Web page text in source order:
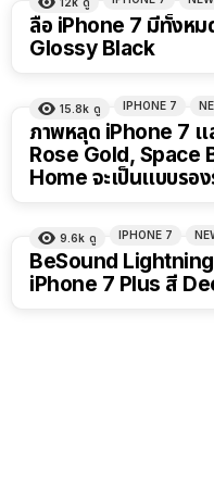
ลือ iPhone 7 มีทั้งหม
Glossy Black
15.8k ดู IPHONE 7
ภาพหลุด iPhone 7 แ
Rose Gold, Space
Home จะเป็นแบบรอ
9.6k ดู IPHONE 7
BeSound
iPhone 7 Plus สี